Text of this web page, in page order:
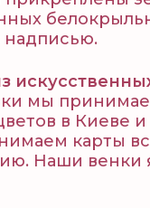
надписью.
мы
в Киеве
карты
Наши венки